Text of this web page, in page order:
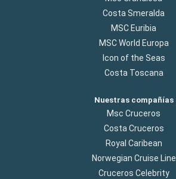
Costa Smeralda
MSC Euribia
MSC World Europa
Icon of the Seas
Costa Toscana
Nuestras compañías
Msc Cruceros
Costa Cruceros
Royal Caribean
Norwegian Cruise Line
Cruceros Celebrity